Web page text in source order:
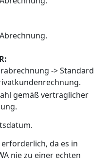
-> Standard
gemäß vertraglicher
da es in
nie zu einer echten